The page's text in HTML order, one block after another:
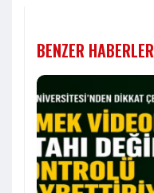
BENZER HABERLER